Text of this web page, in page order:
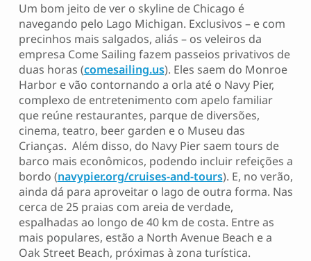
Um bom jeito de ver o skyline de Chicago é
navegando pelo Lago Michigan. Exclusivos – e com
precinhos mais salgados, aliás – os veleiros da
empresa Come Sailing fazem passeios privativos de
duas horas (comesailing.us). Eles saem do Monroe
Harbor e vão contornando a orla até o Navy Pier,
complexo de entretenimento com apelo familiar
que reúne restaurantes, parque de diversões,
cinema, teatro, beer garden e o Museu das
Crianças. Além disso, do Navy Pier saem tours de
barco mais econômicos, podendo incluir refeições a
bordo (navypier.org/cruises-and-tours). E, no verão,
ainda dá para aproveitar o lago de outra forma. Nas
cerca de 25 praias com areia de verdade,
espalhadas ao longo de 40 km de costa. Entre as
mais populares, estão a North Avenue Beach e a
Oak Street Beach, próximas à zona turística.